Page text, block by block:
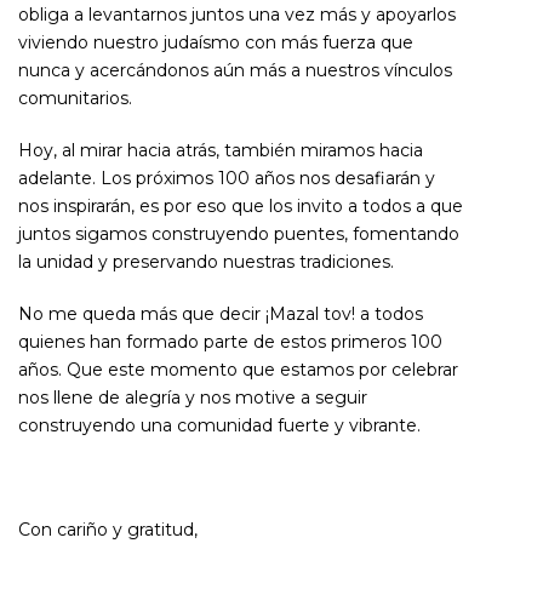
obliga a levantarnos juntos una vez más y apoyarlos
viviendo nuestro judaísmo con más fuerza que
nunca y acercándonos aún más a nuestros vínculos
comunitarios.
Hoy, al mirar hacia atrás, también miramos hacia
adelante. Los próximos 100 años nos desafiarán y
nos inspirarán, es por eso que los invito a todos a que
juntos sigamos construyendo puentes, fomentando
la unidad y preservando nuestras tradiciones.
No me queda más que decir ¡Mazal tov! a todos
quienes han formado parte de estos primeros 100
años. Que este momento que estamos por celebrar
nos llene de alegría y nos motive a seguir
construyendo una comunidad fuerte y vibrante.
Con cariño y gratitud,